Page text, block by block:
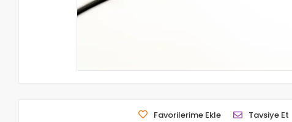
Favorilerime Ekle Tavsiye Et